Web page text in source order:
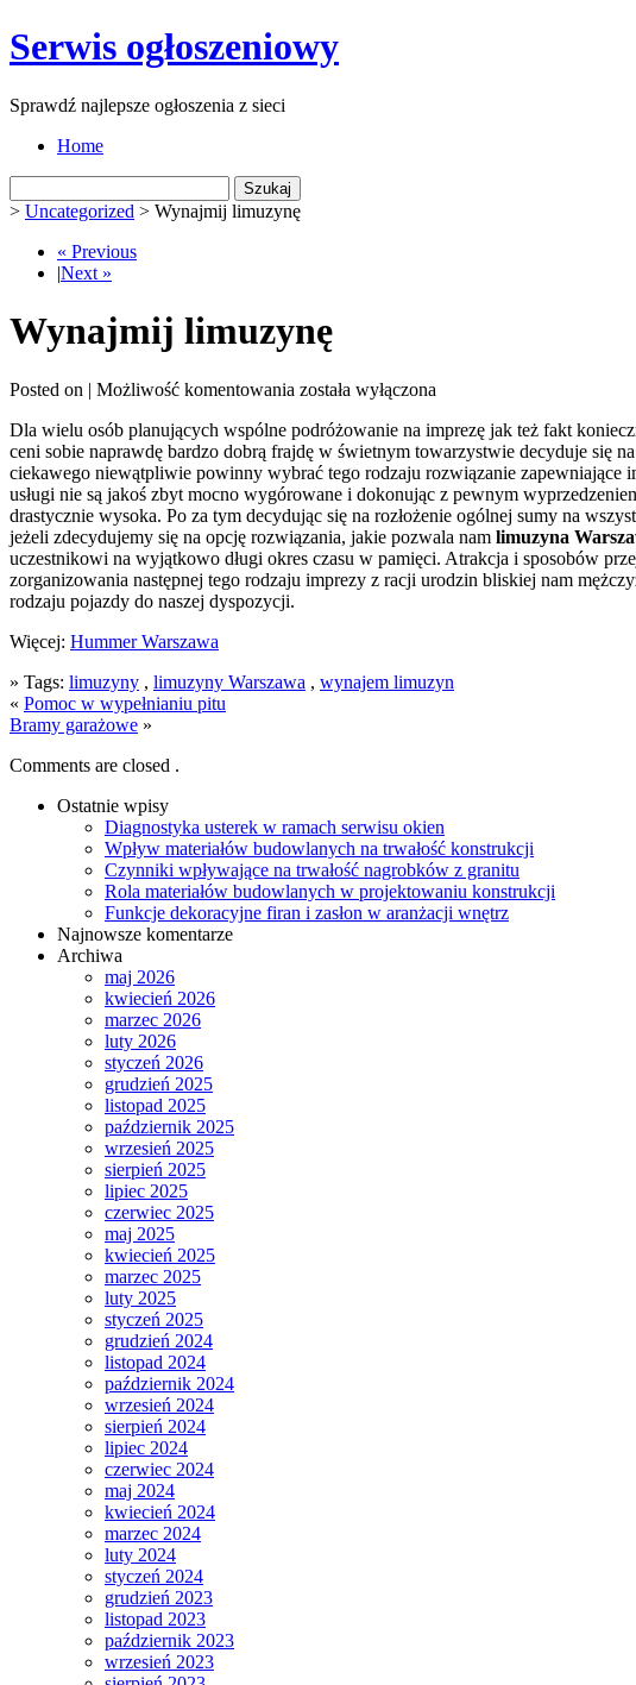
Serwis ogłoszeniowy
Sprawdź najlepsze ogłoszenia z sieci
Home
> Uncategorized > Wynajmij limuzynę
« Previous
|Next »
Wynajmij limuzynę
Posted on | Możliwość komentowania Wynajmij
została wyłączona
Dla wielu osób planujących wspólne podróżowanie na imprezę jak też fakt
ceni sobie naprawdę bardzo dobrą frajdę w świetnym towarzystwie decyduje się
ciekawego niewątpliwie powinny wybrać tego rodzaju rozwiązanie zapewniające
usługi nie są jakoś zbyt mocno wygórowane i dokonując z pewnym
drastycznie wysoka. Po za tym decydując się na rozłożenie ogólnej sumy na
jeżeli zdecydujemy się na opcję rozwiązania, jakie pozwala nam limuzyna
uczestnikowi na wyjątkowo długi okres czasu w pamięci. Atrakcja i sposobów
zorganizowania następnej tego rodzaju imprezy z racji urodzin bliskiej nam
rodzaju pojazdy do naszej dyspozycji.
Więcej: Hummer Warszawa
» Tags: limuzyny , limuzyny Warszawa , wynajem limuzyn
« Pomoc w wypełnianiu pitu
Bramy garażowe »
Comments are closed .
Ostatnie wpisy
Diagnostyka usterek w ramach serwisu okien
Wpływ materiałów budowlanych na trwałość konstrukcji
Czynniki wpływające na trwałość nagrobków z granitu
Rola materiałów budowlanych w projektowaniu konstrukcji
Funkcje dekoracyjne firan i zasłon w aranżacji wnętrz
Najnowsze komentarze
Archiwa
maj 2026
kwiecień 2026
marzec 2026
luty 2026
styczeń 2026
grudzień 2025
listopad 2025
październik 2025
wrzesień 2025
sierpień 2025
lipiec 2025
czerwiec 2025
maj 2025
kwiecień 2025
marzec 2025
luty 2025
styczeń 2025
grudzień 2024
listopad 2024
październik 2024
wrzesień 2024
sierpień 2024
lipiec 2024
czerwiec 2024
maj 2024
kwiecień 2024
marzec 2024
luty 2024
styczeń 2024
grudzień 2023
listopad 2023
październik 2023
wrzesień 2023